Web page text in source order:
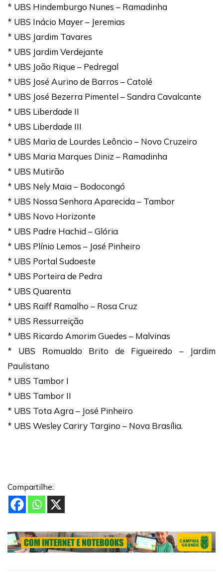
* UBS Hindemburgo Nunes – Ramadinha
* UBS Inácio Mayer – Jeremias
* UBS Jardim Tavares
* UBS Jardim Verdejante
* UBS João Rique – Pedregal
* UBS José Aurino de Barros – Catolé
* UBS José Bezerra Pimentel – Sandra Cavalcante
* UBS Liberdade II
* UBS Liberdade III
* UBS Maria de Lourdes Leôncio – Novo Cruzeiro
* UBS Maria Marques Diniz – Ramadinha
* UBS Mutirão
* UBS Nely Maia – Bodocongó
* UBS Nossa Senhora Aparecida – Tambor
* UBS Novo Horizonte
* UBS Padre Hachid – Glória
* UBS Plínio Lemos – José Pinheiro
* UBS Portal Sudoeste
* UBS Porteira de Pedra
* UBS Quarenta
* UBS Raiff Ramalho – Rosa Cruz
* UBS Ressurreição
* UBS Ricardo Amorim Guedes – Malvinas
* UBS Romualdo Brito de Figueiredo – Jardim
Paulistano
* UBS Tambor I
* UBS Tambor II
* UBS Tota Agra – José Pinheiro
* UBS Wesley Cariry Targino – Nova Brasília.
Compartilhe: